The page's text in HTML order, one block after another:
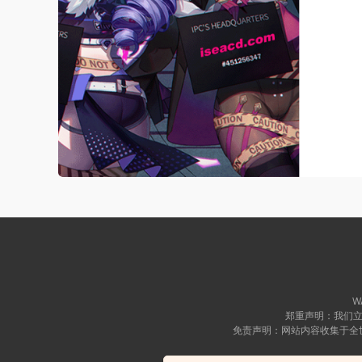
郑重声明：我们
免责声明：网站内容收集于